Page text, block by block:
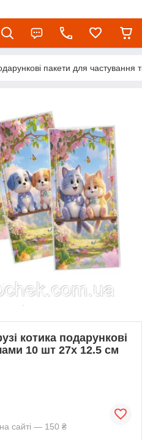
пакети для частування
котика подарункові
10 шт 27х 12.5 см
сайті — 150 ₴